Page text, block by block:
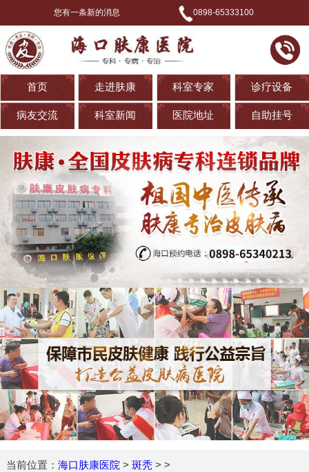
您有一条新的消息 0898-65333100
首页 走进肤康 科室专家 诊疗设备
病友交流 科室新闻 医院地址 自助挂号
当前位置： 海口肤康医院 > 斑秃> >